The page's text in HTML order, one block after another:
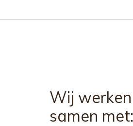
Wij werken
samen met: